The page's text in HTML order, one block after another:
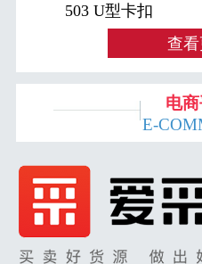
503 U型卡扣
查看
电
E-